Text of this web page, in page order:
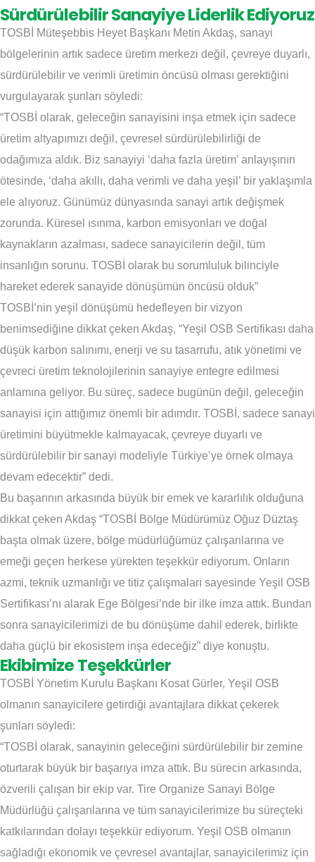
Sürdürülebilir Sanayiye Liderlik Ediyoruz
TOSBİ Müteşebbis Heyet Başkanı Metin Akdaş, sanayi
bölgelerinin artık sadece üretim merkezi değil, çevreye duyarlı,
sürdürülebilir ve verimli üretimin öncüsü olması gerektiğini
vurgulayarak şunları söyledi:
“TOSBİ olarak, geleceğin sanayisini inşa etmek için sadece
üretim altyapımızı değil, çevresel sürdürülebilirliği de
odağımıza aldık. Biz sanayiyi ‘daha fazla üretim’ anlayışının
ötesinde, ‘daha akıllı, daha verimli ve daha yeşil’ bir yaklaşımla
ele alıyoruz. Günümüz dünyasında sanayi artık değişmek
zorunda. Küresel ısınma, karbon emisyonları ve doğal
kaynakların azalması, sadece sanayicilerin değil, tüm
insanlığın sorunu. TOSBİ olarak bu sorumluluk bilinciyle
hareket ederek sanayide dönüşümün öncüsü olduk”
TOSBİ’nin yeşil dönüşümü hedefleyen bir vizyon
benimsediğine dikkat çeken Akdaş, “Yeşil OSB Sertifikası daha
düşük karbon salınımı, enerji ve su tasarrufu, atık yönetimi ve
çevreci üretim teknolojilerinin sanayiye entegre edilmesi
anlamına geliyor. Bu süreç, sadece bugünün değil, geleceğin
sanayisi için attığımız önemli bir adımdır. TOSBİ, sadece sanayi
üretimini büyütmekle kalmayacak, çevreye duyarlı ve
sürdürülebilir bir sanayi modeliyle Türkiye’ye örnek olmaya
devam edecektir” dedi.
Bu başarının arkasında büyük bir emek ve kararlılık olduğuna
dikkat çeken Akdaş “TOSBİ Bölge Müdürümüz Oğuz Düztaş
başta olmak üzere, bölge müdürlüğümüz çalışanlarına ve
emeği geçen herkese yürekten teşekkür ediyorum. Onların
azmi, teknik uzmanlığı ve titiz çalışmaları sayesinde Yeşil OSB
Sertifikası’nı alarak Ege Bölgesi’nde bir ilke imza attık. Bundan
sonra sanayicilerimizi de bu dönüşüme dahil ederek, birlikte
daha güçlü bir ekosistem inşa edeceğiz” diye konuştu.
Ekibimize Teşekkürler
TOSBİ Yönetim Kurulu Başkanı Kosat Gürler, Yeşil OSB
olmanın sanayicilere getirdiği avantajlara dikkat çekerek
şunları söyledi:
“TOSBİ olarak, sanayinin geleceğini sürdürülebilir bir zemine
oturtarak büyük bir başarıya imza attık. Bu sürecin arkasında,
özverili çalışan bir ekip var. Tire Organize Sanayi Bölge
Müdürlüğü çalışanlarına ve tüm sanayicilerimize bu süreçteki
katkılarından dolayı teşekkür ediyorum. Yeşil OSB olmanın
sağladığı ekonomik ve çevresel avantajlar, sanayicilerimiz için